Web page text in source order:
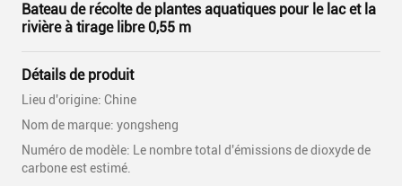
Bateau de récolte de plantes aquatiques pour le lac et la
rivière à tirage libre 0,55 m
Détails de produit
Lieu d'origine: Chine
Nom de marque: yongsheng
Numéro de modèle: Le nombre total d'émissions de dioxyde de
carbone est estimé.